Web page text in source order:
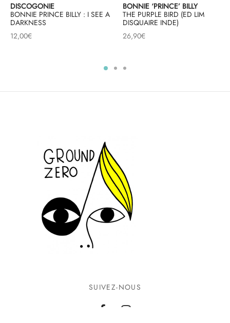
DISCOGONIE
BONNIE PRINCE BILLY : I SEE A
DARKNESS
12,00€
BONNIE ‘PRINCE’ BILLY
THE PURPLE BIRD (ED LIM
DISQUAIRE INDE)
26,90€
SUIVEZ-NOUS